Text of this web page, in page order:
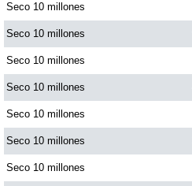
Seco 10 millones
Seco 10 millones
Seco 10 millones
Seco 10 millones
Seco 10 millones
Seco 10 millones
Seco 10 millones